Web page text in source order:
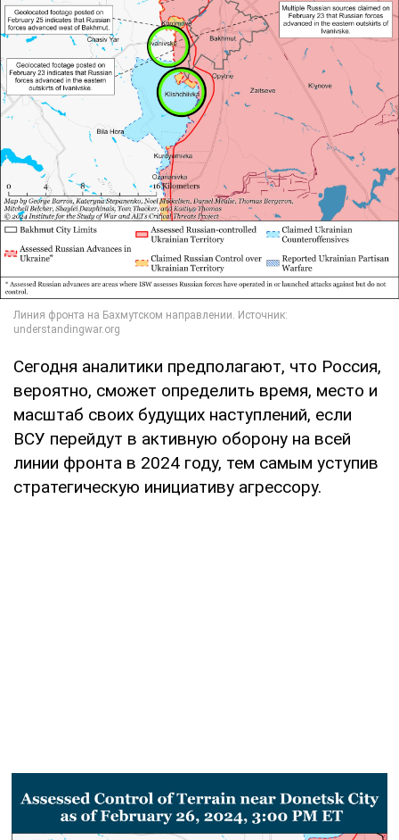
Сегодня аналитики предполагают, что Россия,
вероятно, сможет определить время, место и
масштаб своих будущих наступлений, если
ВСУ перейдут в активную оборону на всей
линии фронта в 2024 году, тем самым уступив
стратегическую инициативу агрессору.